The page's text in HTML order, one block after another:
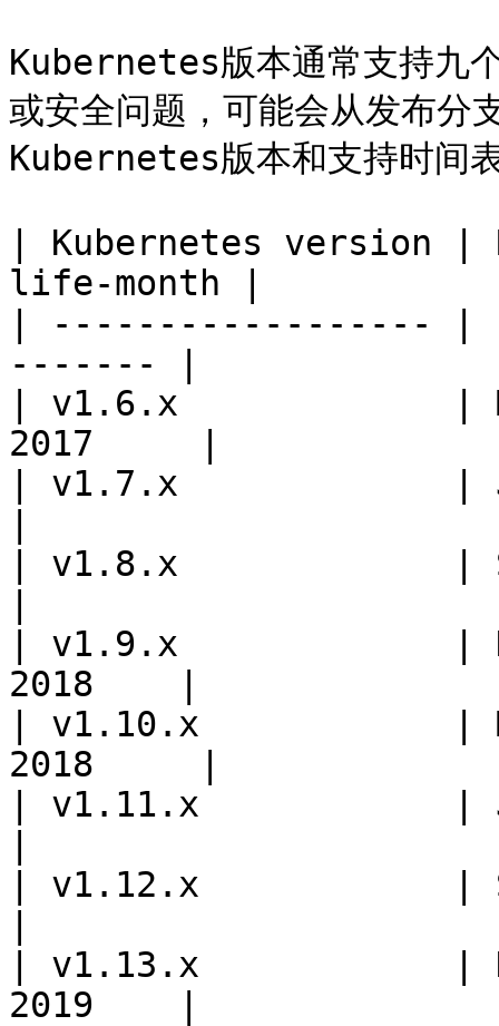
Kubernetes版本通常支持九
或安全问题，可能会从发布分
Kubernetes版本和支持时
| Kubernetes version |
life-month |
| ------------------
------- |
| v1.6.x             |
2017     |
| v1.7.x             |
| v1.8.x             |
| v1.9.x             |
2018    |
| v1.10.x            |
2018     |
| v1.11.x            |
| v1.12.x            |
| v1.13.x            |
2019    |